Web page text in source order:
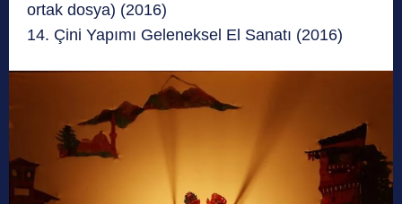
ortak dosya) (2016)
14. Çini Yapımı Geleneksel El Sanatı (2016)